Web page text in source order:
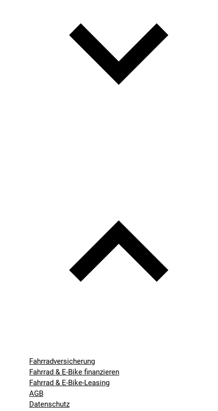
Fahrradversicherung
Fahrrad & E-Bike finanzieren
Fahrrad & E-Bike-Leasing
AGB
Datenschutz